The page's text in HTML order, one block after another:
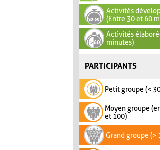
Activités
(Entre 30 et 60
Activités
minutes)
PARTICIPANTS
Petit groupe (<
Moyen groupe
et 100)
Grand groupe (>